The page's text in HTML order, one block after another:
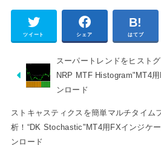
ツイート シェア はてブ
スーパートレンドをヒスト
NRP MTF Histogram"MT4
ンロード
ストキャスティクスを簡単マルチタイム
析！“DK Stochastic"MT4用FXインジケ
ンロード